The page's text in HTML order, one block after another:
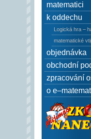
matematici
k oddechu
Logická hra –
matematické
objednávka
obchodní
zpracování
o